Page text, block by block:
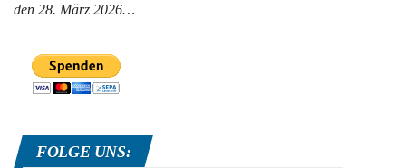
den 28. März 2026…
FOLGE UNS: